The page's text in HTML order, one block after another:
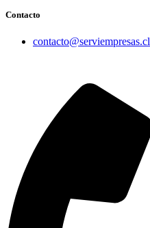
Contacto
contacto@serviempresas.cl